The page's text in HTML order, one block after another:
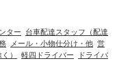
ター
台車配達スタッフ（配達
メール・小物仕分け・他 営
） 軽四ドライバー
ドライバ